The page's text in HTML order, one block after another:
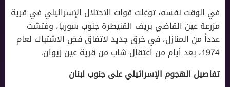
في الوقت نفسه، توغلت قوات الاحتلال الإسرائيلي في قرية
مزرعة عين القاضي بريف القنيطرة جنوب سوريا، وفتشت
عدداً من المنازل، في خرق جديد لاتفاق فض الاشتباك لعام
1974، بعد أيام من اعتقال شاب من قرية عين زيوان.
تفاصيل الهجوم الإسرائيلي على جنوب لبنان